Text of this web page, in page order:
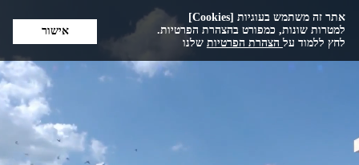
אישור
אתר זה משתמש בעוגיות [Cookies]
למטרות שונות, כמפורט בהצהרת הפרטיות.
לחץ ללמוד על הצהרת הפרטיות שלנו